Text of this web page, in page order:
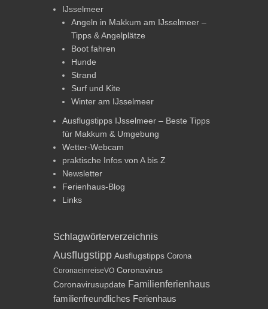
IJsselmeer
Angeln in Makkum am IJsselmeer –
Tipps & Angelplätze
Boot fahren
Hunde
Strand
Surf und Kite
Winter am IJsselmeer
Ausflugstipps IJsselmeer – Beste Tipps
für Makkum & Umgebung
Wetter-Webcam
praktische Infos von A bis Z
Newsletter
Ferienhaus-Blog
Links
Schlagwörterverzeichnis
Ausflugstipp Ausflugstipps Corona
CoronaeinreiseVO Coronavirus
Coronavirusupdate Familienferienhaus
familienfreundliches Ferienhaus